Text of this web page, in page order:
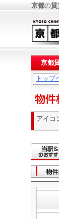
京都の賃
京都
トップ
アイコ